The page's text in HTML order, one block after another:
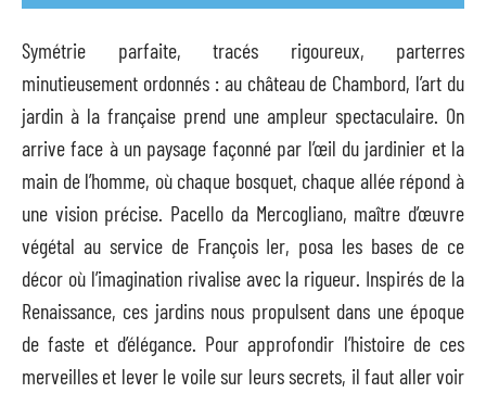
Symétrie parfaite, tracés rigoureux, parterres
minutieusement ordonnés : au château de Chambord, l’art du
jardin à la française prend une ampleur spectaculaire. On
arrive face à un paysage façonné par l’œil du jardinier et la
main de l’homme, où chaque bosquet, chaque allée répond à
une vision précise. Pacello da Mercogliano, maître d’œuvre
végétal au service de François Ier, posa les bases de ce
décor où l’imagination rivalise avec la rigueur. Inspirés de la
Renaissance, ces jardins nous propulsent dans une époque
de faste et d’élégance. Pour approfondir l’histoire de ces
merveilles et lever le voile sur leurs secrets, il faut aller voir